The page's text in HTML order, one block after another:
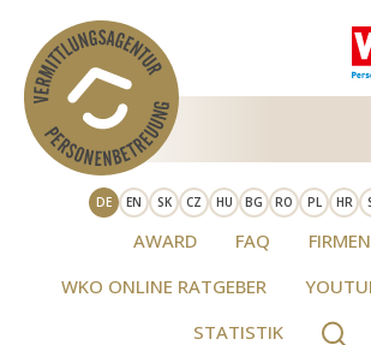
Direkt zum Inhalt
DE EN SK CZ HU BG RO PL HR
AWARD FAQ
WKO ONLINE RATGEBER
STATISTIK